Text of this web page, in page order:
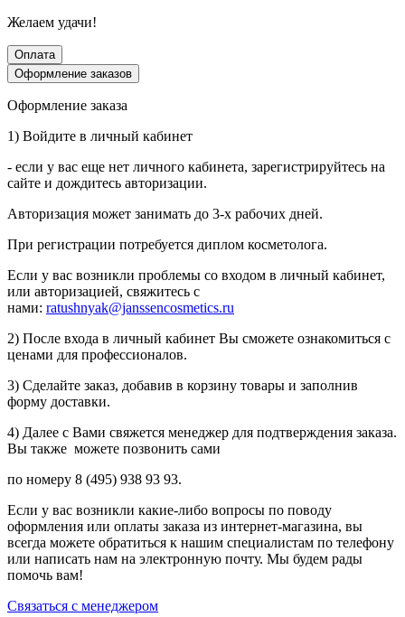
Желаем удачи!
Оплата
Оформление заказов
Оформление заказа
1) Войдите в личный кабинет
- если у вас еще нет личного кабинета, зарегистрируйтесь на
сайте и дождитесь авторизации.
Авторизация может занимать до 3-х рабочих дней.
При регистрации потребуется диплом косметолога.
Если у вас возникли проблемы со входом в личный кабинет,
или авторизацией, свяжитесь с
нами: ratushnyak@janssencosmetics.ru
2) После входа в личный кабинет Вы сможете ознакомиться с
ценами для профессионалов.
3) Сделайте заказ, добавив в корзину товары и заполнив
форму доставки.
4) Далее с Вами свяжется менеджер для подтверждения заказа.
Вы также можете позвонить сами
по номеру 8 (495) 938 93 93.
Если у вас возникли какие-либо вопросы по поводу
оформления или оплаты заказа из интернет-магазина, вы
всегда можете обратиться к нашим специалистам по телефону
или написать нам на электронную почту. Мы будем рады
помочь вам!
Связаться с менеджером